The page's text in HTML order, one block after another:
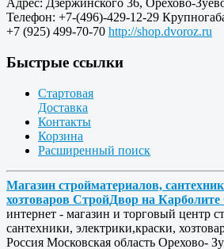
Адрес: Дзержинского 36, Орехово-
Телефон: +7-(496)-429-12-29
+7 (925) 499-70-70 http://shop.dvoroz.ru
Быстрые ссылки
Стартовая
Доставка
Контакты
Корзина
Расширенный поиск
Магазин стройматериалов,
хозтоваров СтройДвор на Карболите
интернет - магазин и торговый центр
сантехники, электрики,краски,
Россия Московская область Орехово-